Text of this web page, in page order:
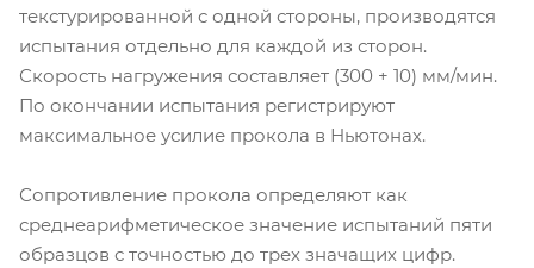
текстурированной с одной стороны, производятся
испытания отдельно для каждой из сторон.
Скорость нагружения составляет (300 + 10) мм/мин.
По окончании испытания регистрируют
максимальное усилие прокола в Ньютонах.
Сопротивление прокола определяют как
среднеарифметическое значение испытаний пяти
образцов с точностью до трех значащих цифр.